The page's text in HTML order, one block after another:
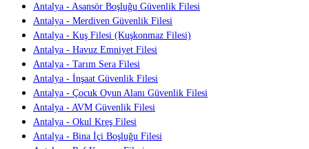
Antalya - Asansör Boşluğu Güvenlik Filesi
Antalya - Merdiven Güvenlik Filesi
Antalya - Kuş Filesi (Kuşkonmaz Filesi)
Antalya - Havuz Emniyet Filesi
Antalya - Tarım Sera Filesi
Antalya - İnşaat Güvenlik Filesi
Antalya - Çocuk Oyun Alanı Güvenlik Filesi
Antalya - AVM Güvenlik Filesi
Antalya - Okul Kreş Filesi
Antalya - Bina İçi Boşluğu Filesi